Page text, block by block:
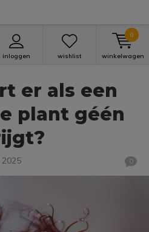
inloggen wishlist winkelwagen
0
er als een
plant géén
0